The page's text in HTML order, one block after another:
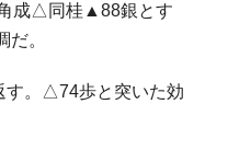
成△同桂▲88銀とす
。
す。△74歩と突いた効